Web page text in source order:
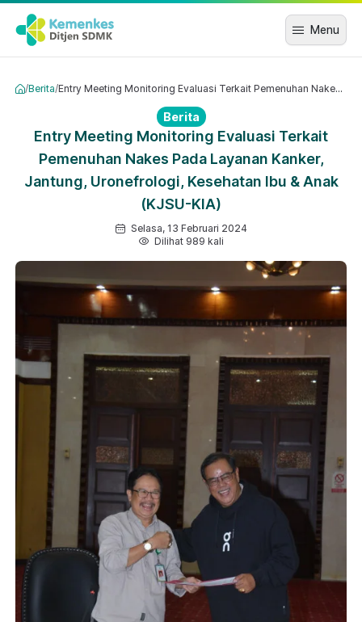
Menu
/Berita/ Entry Meeting Monitoring Evaluasi Terkait Pemenuhan Nakes Pada Layanan Kanker, Jantung, Uronefrologi, Kesehatan Ibu & Anak (KJSU-KIA)
Berita
Entry Meeting Monitoring Evaluasi Terkait
Pemenuhan Nakes Pada Layanan Kanker,
Jantung, Uronefrologi, Kesehatan Ibu & Anak
(KJSU-KIA)
Selasa, 13 Februari 2024
Dilihat 989 kali